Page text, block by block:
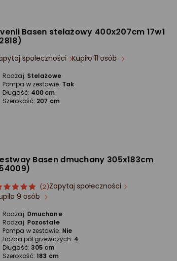
Basen stelażowy 400x207cm 17w1
społeczności Kupiło 11 osób
Rodzaj: Stelażowe
Pompa w zestawie: Tak
Długość: 400 cm
Szerokość: 207 cm
Basen dmuchany 305x183cm
(2)Zapytaj społeczności
9 osób
Rodzaj: Dmuchane
Rodzaj: Pozostałe
Pompa w zestawie: Nie
Liczba pól grzewczych: 4
Długość: 305 cm
Szerokość: 183 cm